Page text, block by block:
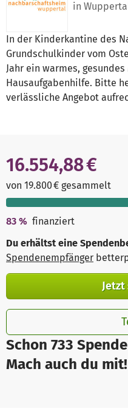
in
In der Kinderkantine des
Grundschulkinder vom
Jahr ein warmes,
Hausaufgabenhilfe. Bitte
verlässliche Angebot
Schon 733
Mach auch du mit!
16.554,88 €
von 19.800 € gesammelt
83 % finanziert
Du erhältst eine
Spendenempfänger